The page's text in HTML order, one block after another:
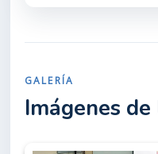
GALERÍA
Imágenes